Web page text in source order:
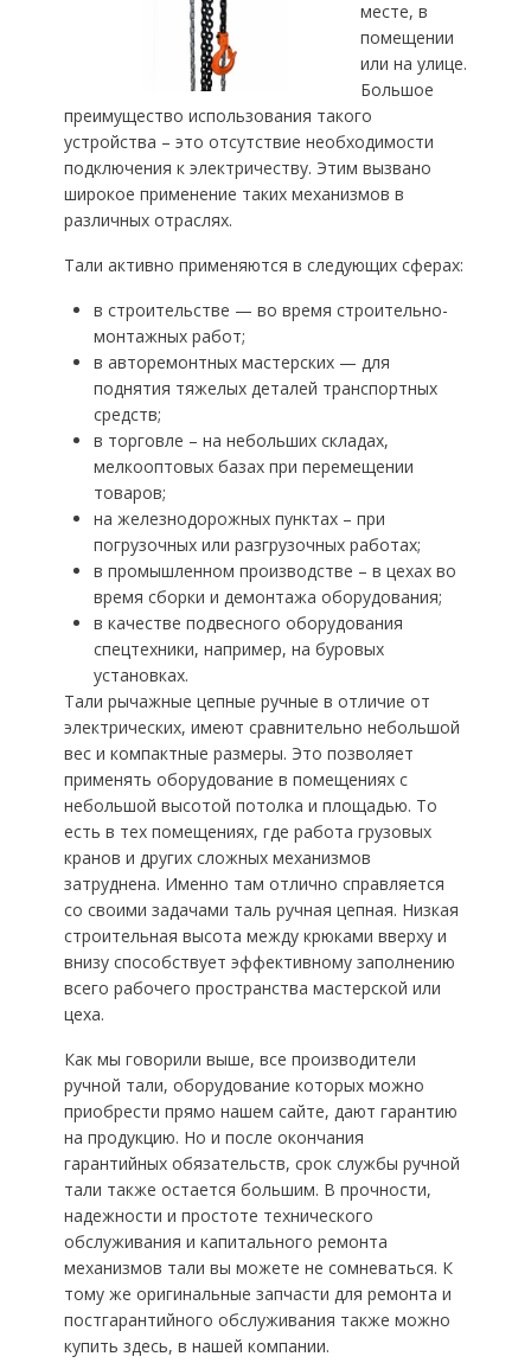
месте, в
помещении
или на улице.
Большое
преимущество использования такого
устройства – это отсутствие необходимости
подключения к электричеству. Этим вызвано
широкое применение таких механизмов в
различных отраслях.
Тали активно применяются в следующих сферах:
в строительстве — во время строительно-
монтажных работ;
в авторемонтных мастерских — для
поднятия тяжелых деталей транспортных
средств;
в торговле – на небольших складах,
мелкооптовых базах при перемещении
товаров;
на железнодорожных пунктах – при
погрузочных или разгрузочных работах;
в промышленном производстве – в цехах во
время сборки и демонтажа оборудования;
в качестве подвесного оборудования
спецтехники, например, на буровых
установках.
Тали рычажные цепные ручные в отличие от
электрических, имеют сравнительно небольшой
вес и компактные размеры. Это позволяет
применять оборудование в помещениях с
небольшой высотой потолка и площадью. То
есть в тех помещениях, где работа грузовых
кранов и других сложных механизмов
затруднена. Именно там отлично справляется
со своими задачами таль ручная цепная. Низкая
строительная высота между крюками вверху и
внизу способствует эффективному заполнению
всего рабочего пространства мастерской или
цеха.
Как мы говорили выше, все производители
ручной тали, оборудование которых можно
приобрести прямо нашем сайте, дают гарантию
на продукцию. Но и после окончания
гарантийных обязательств, срок службы ручной
тали также остается большим. В прочности,
надежности и простоте технического
обслуживания и капитального ремонта
механизмов тали вы можете не сомневаться. К
тому же оригинальные запчасти для ремонта и
постгарантийного обслуживания также можно
купить здесь, в нашей компании.